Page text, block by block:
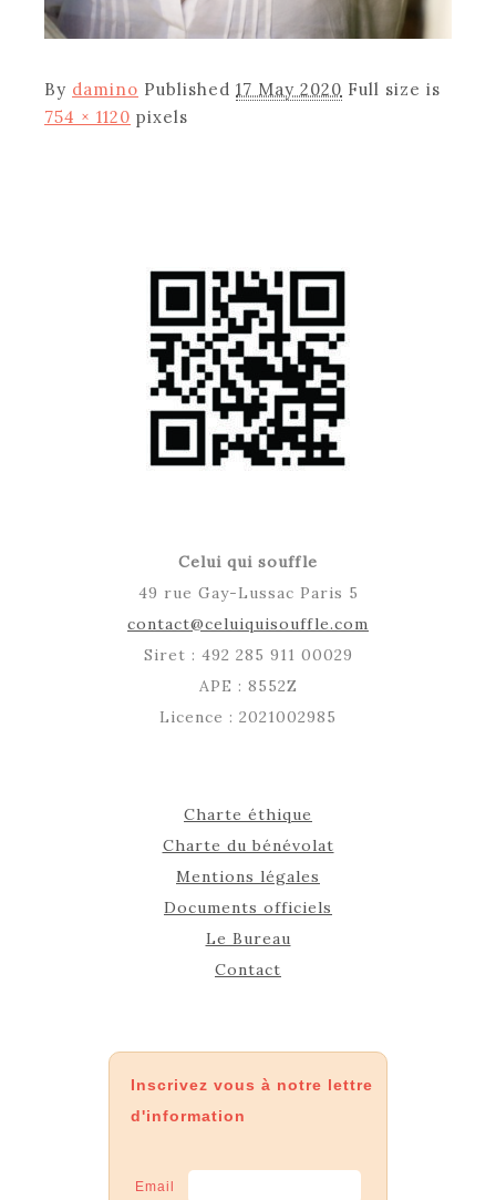
By damino Published 17 May 2020 Full size is
754 × 1120 pixels
Celui qui souffle
49 rue Gay-Lussac Paris 5
contact@celuiquisouffle.com
Siret : 492 285 911 00029
APE : 8552Z
Licence : 2021002985
Charte éthique
Charte du bénévolat
Mentions légales
Documents officiels
Le Bureau
Contact
Inscrivez vous à notre lettre
d'information
Email